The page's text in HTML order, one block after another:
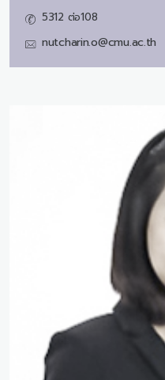
5312 ต่อ108
nutcharin.o@cmu.ac.th